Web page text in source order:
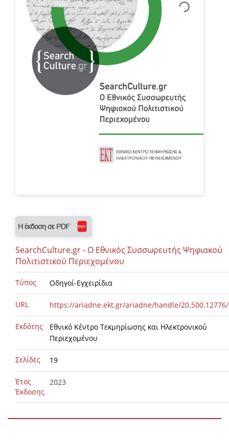
SearchCulture.gr - Ο Εθνικός Συσσωρευτής Ψηφιακού
Πολιτιστικού Περιεχομένου
Τύπος Οδηγοί-Εγχειρίδια
URL https://ariadne.ekt.gr/ariadne/handle/
Εκδότης
Εθνικό Κέντρο Τεκμηρίωσης και Ηλεκτρονικού
Περιεχομένου
Σελίδες 19
Έτος
Έκδοσης
2023